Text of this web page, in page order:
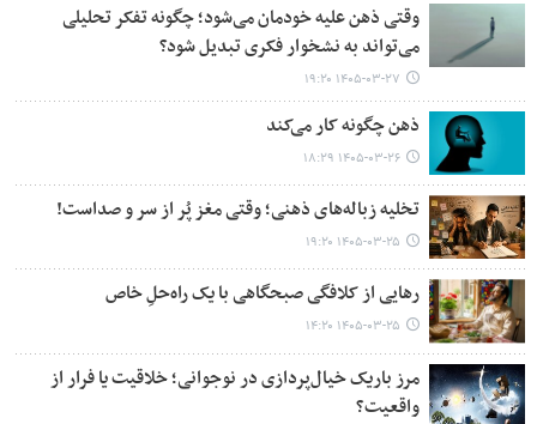
وقتی ذهن علیه خودمان می‌شود؛ چگونه تفکر تحلیلی
می‌تواند به نشخوار فکری تبدیل شود؟
۱۴۰۵-۰۳-۲۷ ۱۹:۲۰
ذهن چگونه کار می‌کند
۱۴۰۵-۰۳-۲۶ ۱۸:۲۹
تخلیه زباله‌های ذهنی؛ وقتی مغز پُر از سر و صداست!
۱۴۰۵-۰۳-۲۵ ۱۹:۲۰
رهایی از کلافگی صبحگاهی با یک راه‌حلِ خاص
۱۴۰۵-۰۳-۲۵ ۱۴:۲۰
مرز باریک خیال‌پردازی در نوجوانی؛ خلاقیت یا فرار از
واقعیت؟